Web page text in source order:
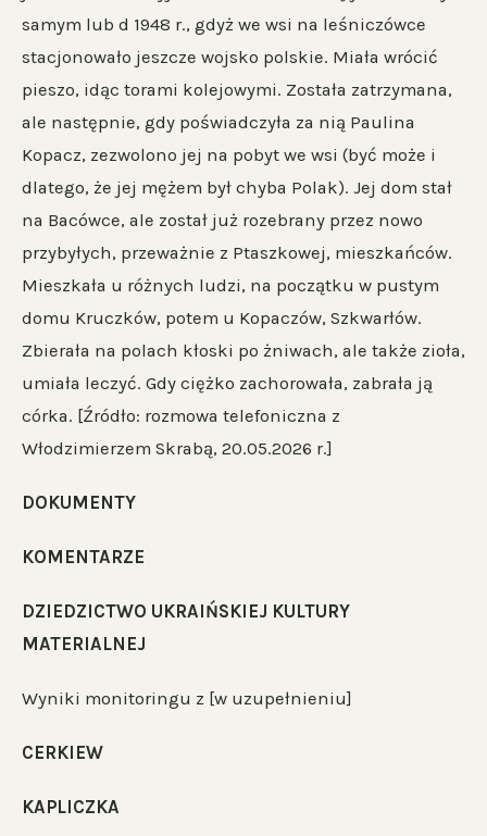
samym lub d 1948 r., gdyż we wsi na leśniczówce
stacjonowało jeszcze wojsko polskie. Miała wrócić
pieszo, idąc torami kolejowymi. Została zatrzymana,
ale następnie, gdy poświadczyła za nią Paulina
Kopacz, zezwolono jej na pobyt we wsi (być może i
dlatego, że jej mężem był chyba Polak). Jej dom stał
na Bacówce, ale został już rozebrany przez nowo
przybyłych, przeważnie z Ptaszkowej, mieszkańców.
Mieszkała u różnych ludzi, na początku w pustym
domu Kruczków, potem u Kopaczów, Szkwarłów.
Zbierała na polach kłoski po żniwach, ale także zioła,
umiała leczyć. Gdy ciężko zachorowała, zabrała ją
córka. [Źródło: rozmowa telefoniczna z
Włodzimierzem Skrabą, 20.05.2026 r.]
DOKUMENTY
KOMENTARZE
DZIEDZICTWO UKRAIŃSKIEJ KULTURY
MATERIALNEJ
Wyniki monitoringu z [w uzupełnieniu]
CERKIEW
KAPLICZKA